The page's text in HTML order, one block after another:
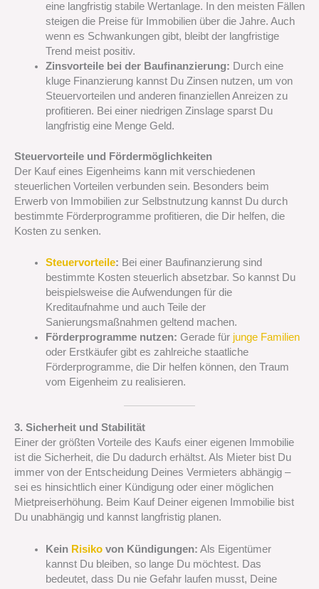
eine langfristig stabile Wertanlage. In den meisten Fällen
steigen die Preise für Immobilien über die Jahre. Auch
wenn es Schwankungen gibt, bleibt der langfristige
Trend meist positiv.
Zinsvorteile bei der Baufinanzierung: Durch eine
kluge Finanzierung kannst Du Zinsen nutzen, um von
Steuervorteilen und anderen finanziellen Anreizen zu
profitieren. Bei einer niedrigen Zinslage sparst Du
langfristig eine Menge Geld.
Steuervorteile und Fördermöglichkeiten
Der Kauf eines Eigenheims kann mit verschiedenen
steuerlichen Vorteilen verbunden sein. Besonders beim
Erwerb von Immobilien zur Selbstnutzung kannst Du durch
bestimmte Förderprogramme profitieren, die Dir helfen, die
Kosten zu senken.
Steuervorteile: Bei einer Baufinanzierung sind
bestimmte Kosten steuerlich absetzbar. So kannst Du
beispielsweise die Aufwendungen für die
Kreditaufnahme und auch Teile der
Sanierungsmaßnahmen geltend machen.
Förderprogramme nutzen: Gerade für junge Familien
oder Erstkäufer gibt es zahlreiche staatliche
Förderprogramme, die Dir helfen können, den Traum
vom Eigenheim zu realisieren.
3. Sicherheit und Stabilität
Einer der größten Vorteile des Kaufs einer eigenen Immobilie
ist die Sicherheit, die Du dadurch erhältst. Als Mieter bist Du
immer von der Entscheidung Deines Vermieters abhängig –
sei es hinsichtlich einer Kündigung oder einer möglichen
Mietpreiserhöhung. Beim Kauf Deiner eigenen Immobilie bist
Du unabhängig und kannst langfristig planen.
Kein Risikovon Kündigungen: Als Eigentümer
kannst Du bleiben, so lange Du möchtest. Das
bedeutet, dass Du nie Gefahr laufen musst, Deine